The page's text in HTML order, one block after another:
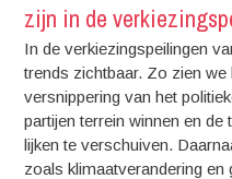
zijn in de
In de verkiezingspeilingen
trends zichtbaar. Zo zien
versnippering van het
partijen terrein winnen en
lijken te verschuiven.
zoals klimaatverandering